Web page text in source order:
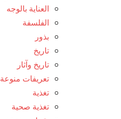
العناية بالوجه
الفلسفة
بذور
تاريخ
تاريخ وآثار
تعريفات منوعة
تغذية
تغذية صحية